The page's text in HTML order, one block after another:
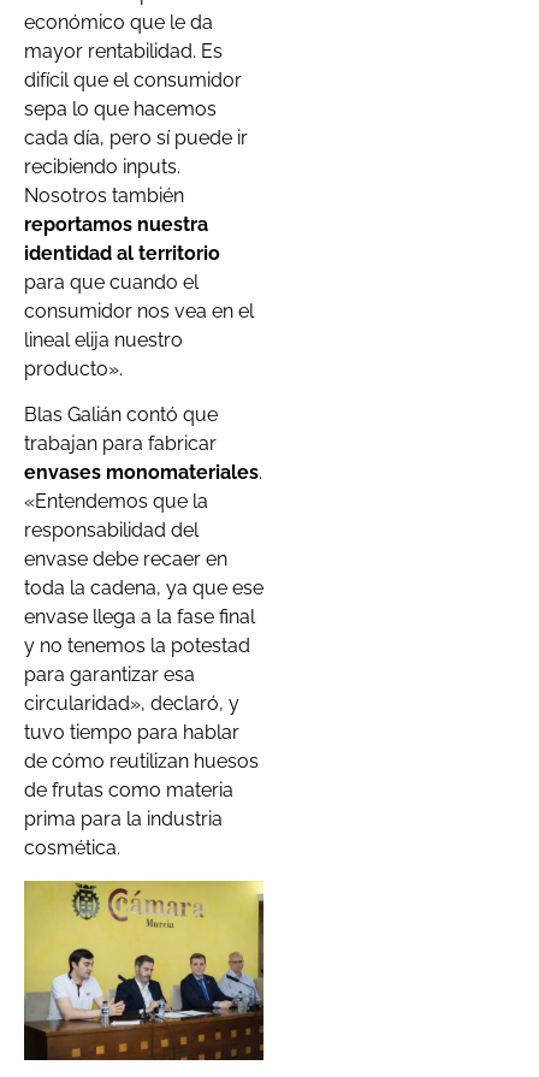
económico que le da
mayor rentabilidad. Es
difícil que el consumidor
sepa lo que hacemos
cada día, pero sí puede ir
recibiendo inputs.
Nosotros también
reportamos nuestra
identidad al territorio
para que cuando el
consumidor nos vea en el
lineal elija nuestro
producto».
Blas Galián contó que
trabajan para fabricar
envases monomateriales.
«Entendemos que la
responsabilidad del
envase debe recaer en
toda la cadena, ya que ese
envase llega a la fase final
y no tenemos la potestad
para garantizar esa
circularidad», declaró, y
tuvo tiempo para hablar
de cómo reutilizan huesos
de frutas como materia
prima para la industria
cosmética.